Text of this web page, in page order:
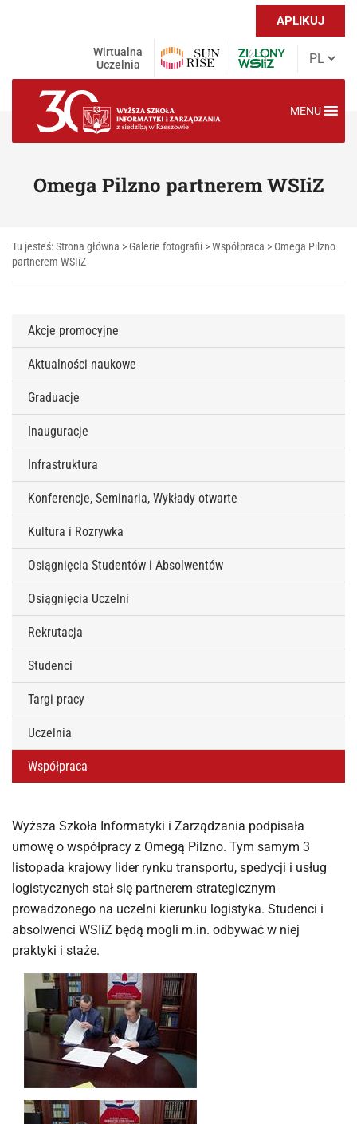
APLIKUJ
Wirtualna
Uczelnia
MENU
Omega Pilzno partnerem WSIiZ
Tu jesteś:Strona główna > Galerie fotografii >Współpraca > Omega Pilzno
partnerem WSIiZ
Akcje promocyjne
Aktualności naukowe
Graduacje
Inauguracje
Infrastruktura
Konferencje, Seminaria, Wykłady otwarte
Kultura i Rozrywka
Osiągnięcia Studentów i Absolwentów
Osiągnięcia Uczelni
Rekrutacja
Studenci
Targi pracy
Uczelnia
Współpraca
Wyższa Szkoła Informatyki i Zarządzania podpisała
umowę o współpracy z Omegą Pilzno. Tym samym 3
listopada krajowy lider rynku transportu, spedycji i usług
logistycznych stał się partnerem strategicznym
prowadzonego na uczelni kierunku logistyka. Studenci i
absolwenci WSIiZ będą mogli m.in. odbywać w niej
praktyki i staże.